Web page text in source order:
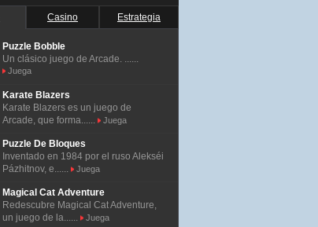
Casino Estrategia
Puzzle Bobble
Un clásico juego de Arcade. ......
Juega
Karate Blazers
Karate Blazers es un juego de
Arcade, que forma......
Juega
Puzzle De Bloques
Inventado en 1984 por el ruso Alekséi
Pázhitnov, e......
Juega
Magical Cat Adventure
Redescubre Magical Cat Adventure,
un juego de la......
Juega